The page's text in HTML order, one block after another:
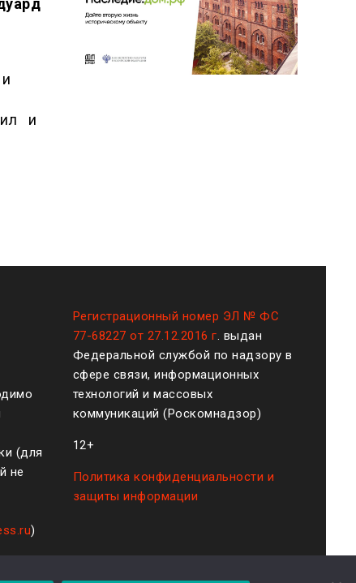
и
(для
не
)
Регистрационный номер ЭЛ № ФС
77-68227 от 27.12.2016 г. выдан
Федеральной службой по надзору в
сфере связи, информационных
технологий и массовых
коммуникаций (Роскомнадзор)
12+
Политика конфиденциальности и
защиты информации